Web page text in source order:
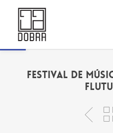
Abrir a barra de ferramentas
Festival de